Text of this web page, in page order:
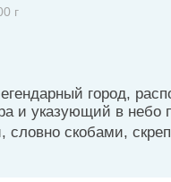
г
город,
и указующий в небо
словно скобами,